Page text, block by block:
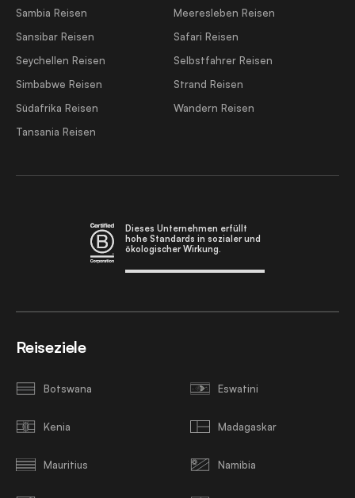
Sambia Reisen
Sansibar Reisen
Seychellen Reisen
Simbabwe Reisen
Südafrika Reisen
Tansania Reisen
Meeresleben Reisen
Safari Reisen
Selbstfahrer Reisen
Strand Reisen
Wandern Reisen
Dieses Unternehmen erfüllt
hohe Standards in sozialer und
ökologischer Wirkung.
Reiseziele
Botswana Eswatini
Kenia Madagaskar
Mauritius Namibia